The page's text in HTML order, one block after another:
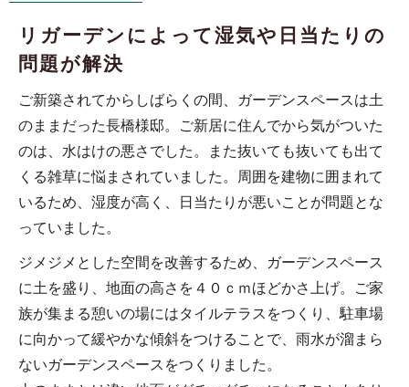
リガーデンによって湿気や日当たりの
問題が解決
ご新築されてからしばらくの間、ガーデンスペースは土
のままだった長橋様邸。ご新居に住んでから気がついた
のは、水はけの悪さでした。また抜いても抜いても出て
くる雑草に悩まされていました。周囲を建物に囲まれて
いるため、湿度が高く、日当たりが悪いことが問題とな
っていました。
ジメジメとした空間を改善するため、ガーデンスペース
に土を盛り、地面の高さを４０ｃｍほどかさ上げ。ご家
族が集まる憩いの場にはタイルテラスをつくり、駐車場
に向かって緩やかな傾斜をつけることで、雨水が溜まら
ないガーデンスペースをつくりました。